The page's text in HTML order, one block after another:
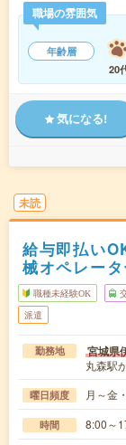
職場の雰囲気
年齢層
20
気になる!
未読
給与即払い
械オペレー
職種未経験OK
派遣
勤務地 宮城県
丸森駅
曜日頻度 月～金
時間 8:00～